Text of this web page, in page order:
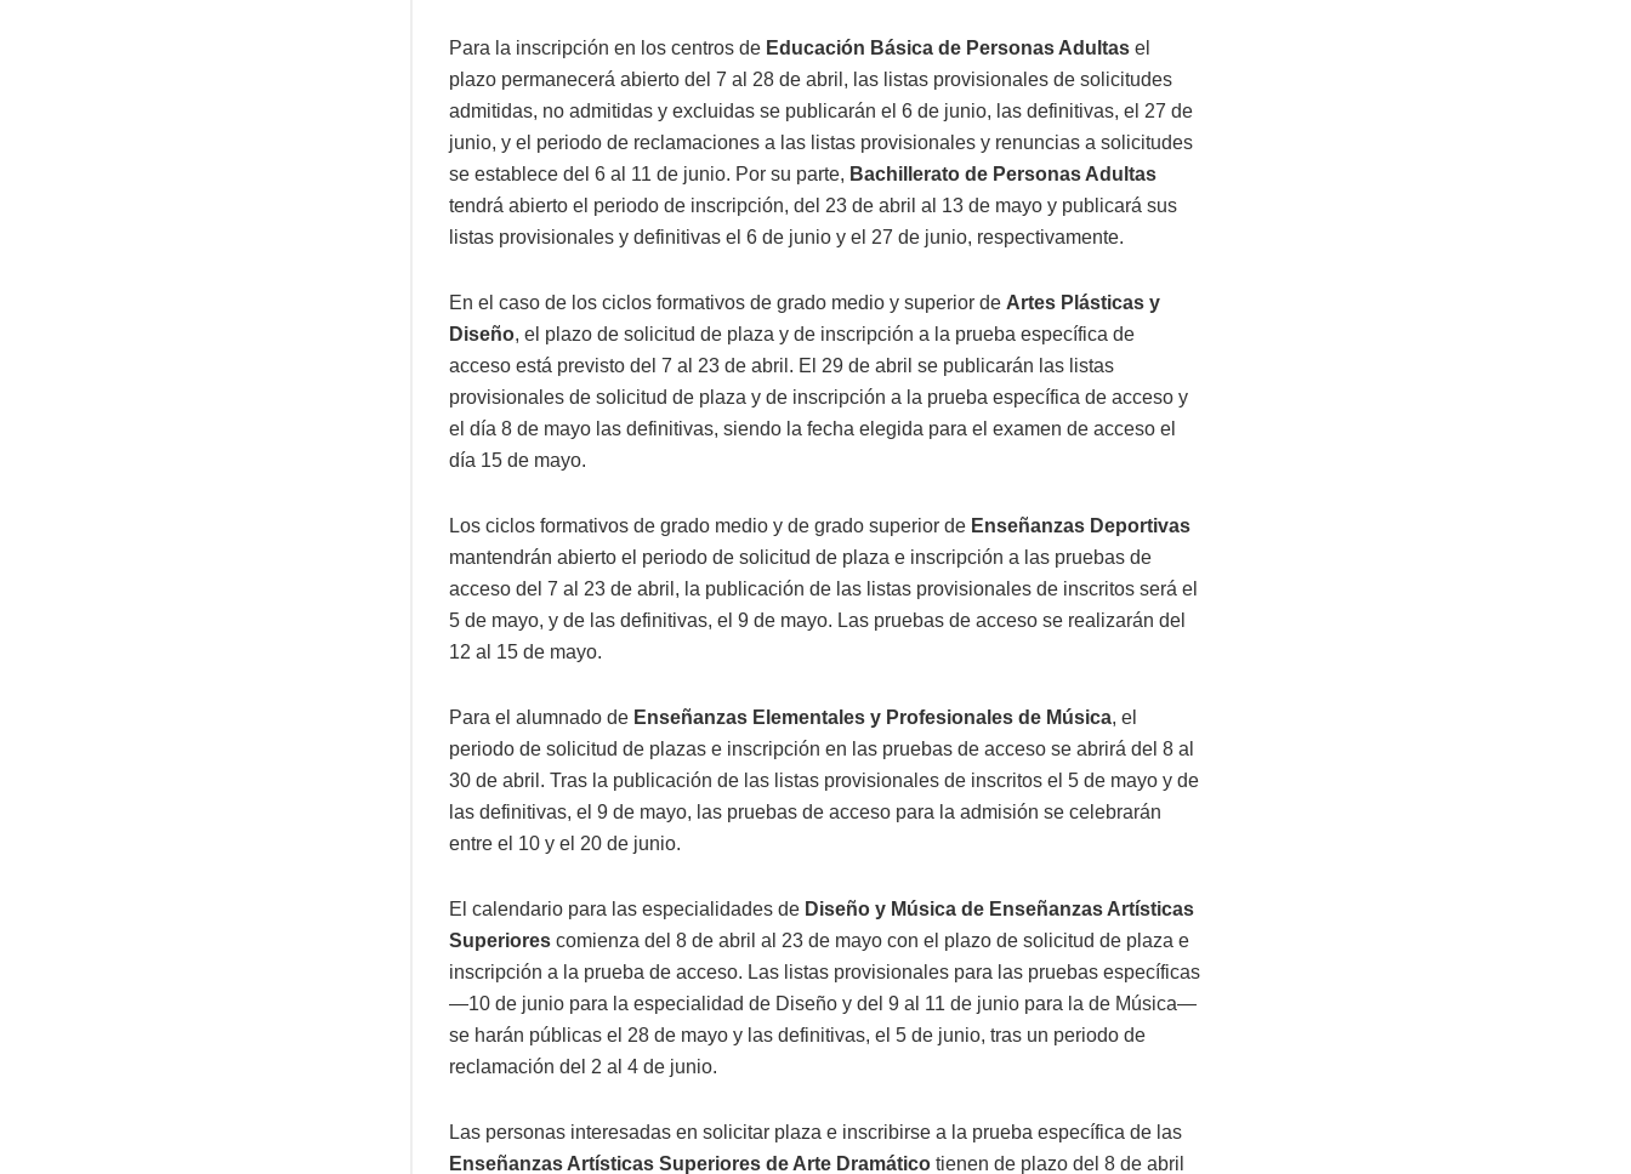
Para la inscripción en los centros de Educación Básica de Personas Adultas el
plazo permanecerá abierto del 7 al 28 de abril, las listas provisionales de solicitudes
admitidas, no admitidas y excluidas se publicarán el 6 de junio, las definitivas, el 27 de
junio, y el periodo de reclamaciones a las listas provisionales y renuncias a solicitudes
se establece del 6 al 11 de junio. Por su parte, Bachillerato de Personas Adultas
tendrá abierto el periodo de inscripción, del 23 de abril al 13 de mayo y publicará sus
listas provisionales y definitivas el 6 de junio y el 27 de junio, respectivamente.
En el caso de los ciclos formativos de grado medio y superior de Artes Plásticas y
Diseño, el plazo de solicitud de plaza y de inscripción a la prueba específica de
acceso está previsto del 7 al 23 de abril. El 29 de abril se publicarán las listas
provisionales de solicitud de plaza y de inscripción a la prueba específica de acceso y
el día 8 de mayo las definitivas, siendo la fecha elegida para el examen de acceso el
día 15 de mayo.
Los ciclos formativos de grado medio y de grado superior de Enseñanzas Deportivas
mantendrán abierto el periodo de solicitud de plaza e inscripción a las pruebas de
acceso del 7 al 23 de abril, la publicación de las listas provisionales de inscritos será el
5 de mayo, y de las definitivas, el 9 de mayo. Las pruebas de acceso se realizarán del
12 al 15 de mayo.
Para el alumnado de Enseñanzas Elementales y Profesionales de Música, el
periodo de solicitud de plazas e inscripción en las pruebas de acceso se abrirá del 8 al
30 de abril. Tras la publicación de las listas provisionales de inscritos el 5 de mayo y de
las definitivas, el 9 de mayo, las pruebas de acceso para la admisión se celebrarán
entre el 10 y el 20 de junio.
El calendario para las especialidades de Diseño y Música de Enseñanzas Artísticas
Superiores comienza del 8 de abril al 23 de mayo con el plazo de solicitud de plaza e
inscripción a la prueba de acceso. Las listas provisionales para las pruebas específicas
—10 de junio para la especialidad de Diseño y del 9 al 11 de junio para la de Música—
se harán públicas el 28 de mayo y las definitivas, el 5 de junio, tras un periodo de
reclamación del 2 al 4 de junio.
Las personas interesadas en solicitar plaza e inscribirse a la prueba específica de las
Enseñanzas Artísticas Superiores de Arte Dramático tienen de plazo del 8 de abril